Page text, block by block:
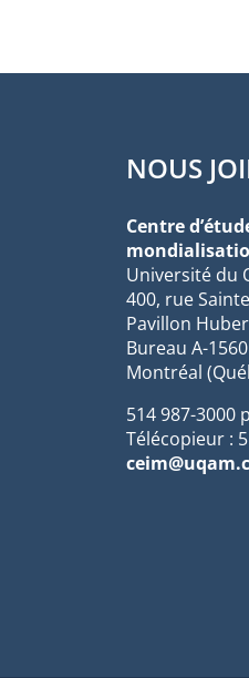
NOUS
Centre
Université du
400, rue
Pavillon
Bureau A-1560
Montréal
514 987-3000
Télécopieur :